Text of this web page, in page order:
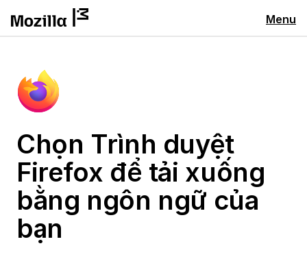
Menu
Chọn Trình duyệt
Firefox để tải xuống
bằng ngôn ngữ của
bạn